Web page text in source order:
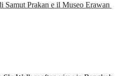
Samut Prakan e il Museo Erawan